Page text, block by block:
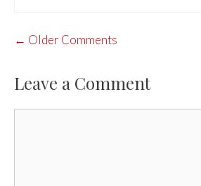
COMMENT
← Older Comments
Leave a Comment